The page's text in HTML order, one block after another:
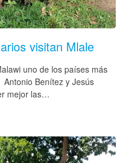
visitan Mlale
uno de los países más
Benítez y Jesús
mejor las…